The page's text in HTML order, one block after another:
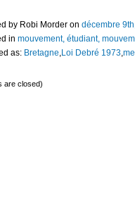
by Robi Morder on décembre
in mouvement, étudiant,
as: Bretagne Loi Debré 1973
are closed)